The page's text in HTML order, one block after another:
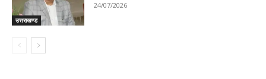
उत्तराखण्ड
24/07/2026